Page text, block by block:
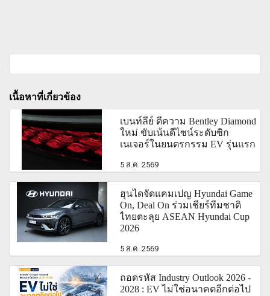
เนื้อหาที่เกี่ยวข้อง
เบนท์ลีย์ ตีความ Bentley Diamond
ใหม่ ขับเน้นดีไซน์ระดับซิก
เนเจอร์ในยนตรกรรม EV รุ่นแรก
5 ส.ค. 2569
ฮุนไดจัดแคมเปญ Hyundai Game
On, Deal On ร่วมเชียร์ทีมชาติ
ไทยตะลุย ASEAN Hyundai Cup
2026
5 ส.ค. 2569
ถอดรหัส Industry Outlook 2026 -
2028 : EV ไม่ใช่อนาคตอีกต่อไป